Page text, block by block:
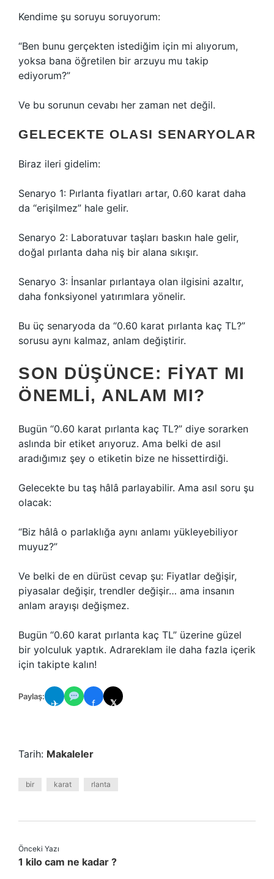
Kendime şu soruyu soruyorum:
“Ben bunu gerçekten istediğim için mi alıyorum,
yoksa bana öğretilen bir arzuyu mu takip
ediyorum?”
Ve bu sorunun cevabı her zaman net değil.
GELECEKTE OLASI SENARYOLAR
Biraz ileri gidelim:
Senaryo 1: Pırlanta fiyatları artar, 0.60 karat daha
da “erişilmez” hale gelir.
Senaryo 2: Laboratuvar taşları baskın hale gelir,
doğal pırlanta daha niş bir alana sıkışır.
Senaryo 3: İnsanlar pırlantaya olan ilgisini azaltır,
daha fonksiyonel yatırımlara yönelir.
Bu üç senaryoda da “0.60 karat pırlanta kaç TL?”
sorusu aynı kalmaz, anlam değiştirir.
SON DÜŞÜNCE: FIYAT MI
ÖNEMLI, ANLAM MI?
Bugün “0.60 karat pırlanta kaç TL?” diye sorarken
aslında bir etiket arıyoruz. Ama belki de asıl
aradığımız şey o etiketin bize ne hissettirdiği.
Gelecekte bu taş hâlâ parlayabilir. Ama asıl soru şu
olacak:
“Biz hâlâ o parlaklığa aynı anlamı yükleyebiliyor
muyuz?”
Ve belki de en dürüst cevap şu: Fiyatlar değişir,
piyasalar değişir, trendler değişir… ama insanın
anlam arayışı değişmez.
Bugün “0.60 karat pırlanta kaç TL” üzerine güzel
bir yolculuk yaptık. Adrareklam ile daha fazla içerik
için takipte kalın!
Paylaş:
✈ f 𝕏
Tarih: Makaleler
bir karat rlanta
Önceki Yazı
1 kilo cam ne kadar ?